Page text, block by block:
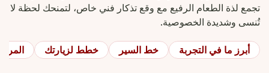
تجمع لذة الطعام الرفيع مع وقع تذكار فني خاص، لتمنحك لحظة لا
تُنسى وشديدة الخصوصية.
أبرز ما في التجربة خط السير خطط لزيارتك